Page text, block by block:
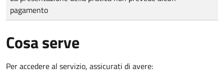
pagamento
Cosa serve
Per accedere al servizio, assicurati di avere: